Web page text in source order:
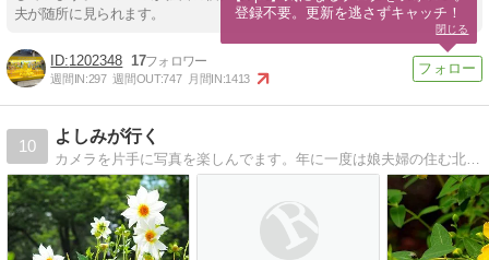
夫が随所に見られます。
1202348 17
週間IN:297 週間OUT:747 月間IN:1413
10
よしみが行く
カメラを片手に写真を楽しんでます。年に一度は娘夫婦の住む北海道に遊びに行ったり 気ままな日々を綴っています
登録不要。更新を逃さずキャッチ！
閉じる